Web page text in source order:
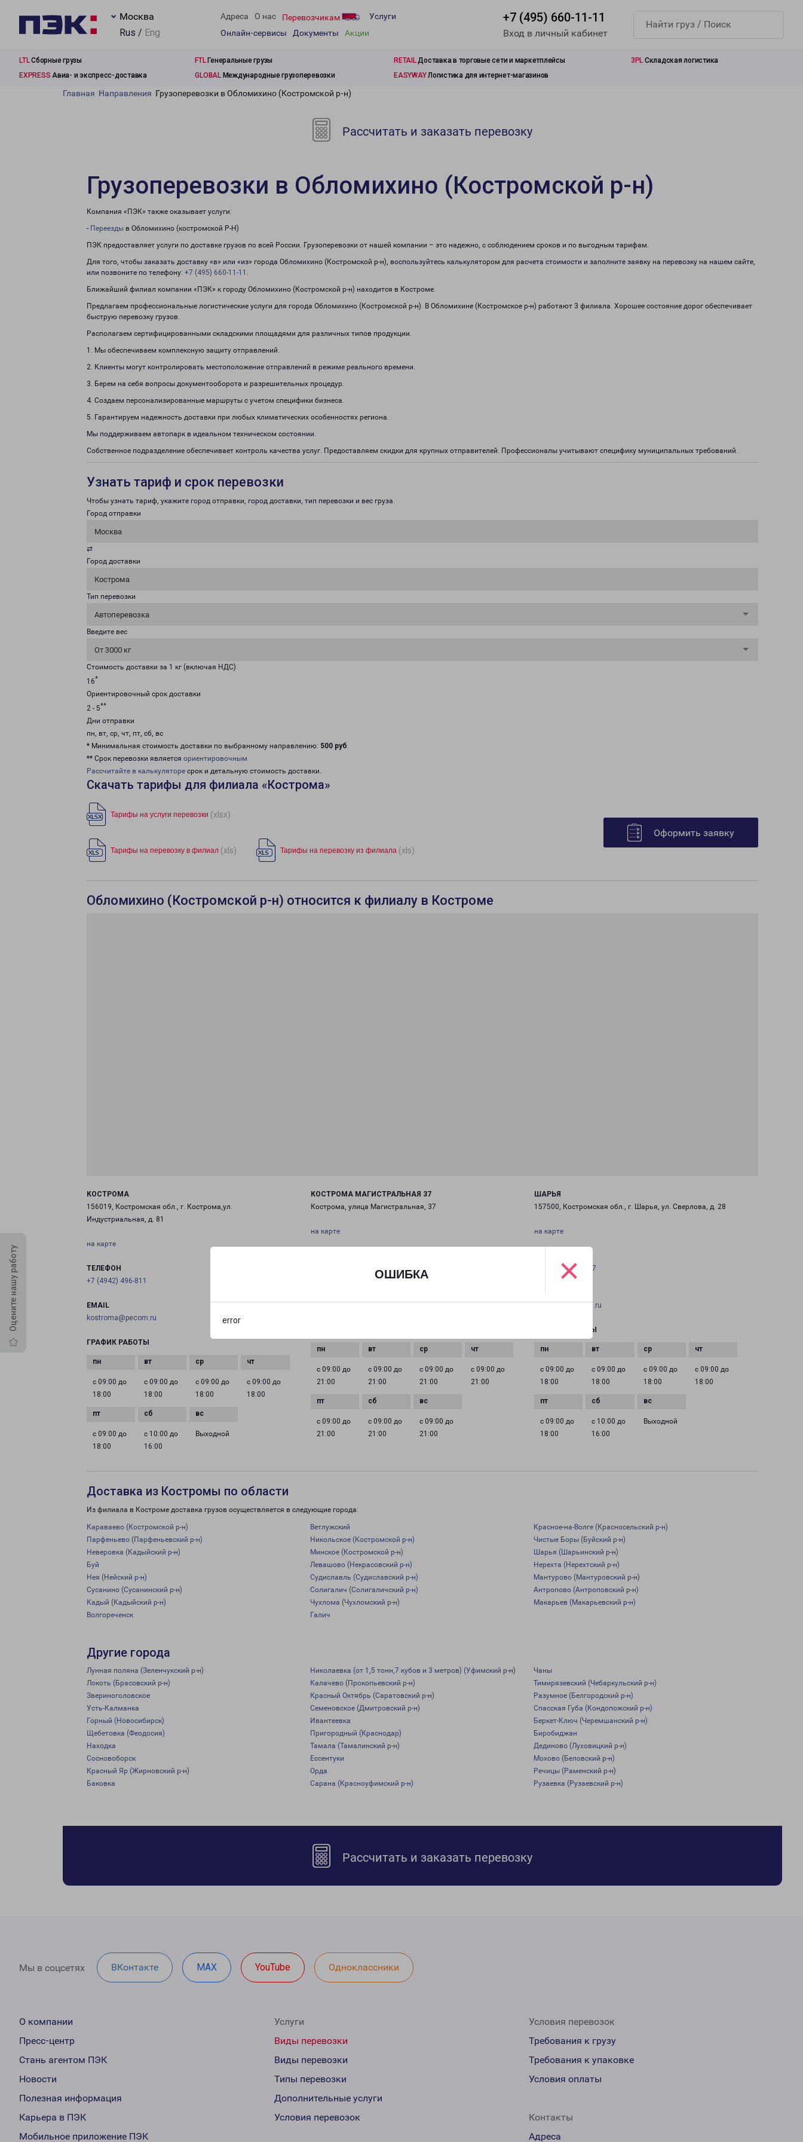
ОШИБКА
error
×
Москва
Rus / Eng
Адреса О нас Перевозчикам
Услуги
Онлайн-сервисы
Документы Акции
+7 (495) 660-11-11
Вход в личный кабинет
LTLСборные грузы FTLГенеральные грузы RETAILДоставка в торговые сети и маркетплейсы 3PL Складская логистика
EXPRESS Авиа- и экспресс-доставка GLOBALМеждународные грузоперевозки EASYWAYЛогистика для интернет-магазинов
Оцените нашу работу
Главная Направления Грузоперевозки в Обломихино (Костромской р-н)
Рассчитать и заказать перевозку
Грузоперевозки в Обломихино (Костромской р-н)
Компания «ПЭК» также оказывает услуги:
- Переезды в Обломихино (костромской Р-Н)
ПЭК предоставляет услуги по доставке грузов по всей России. Грузоперевозки от нашей компании – это надежно, с соблюдением сроков и по выгодным тарифам.
Для того, чтобы заказать доставку «в» или «из» города Обломихино (Костромской р-н), воспользуйтесь калькулятором для расчета стоимости и заполните заявку на перевозку на нашем сайте,
или позвоните по телефону: +7 (495) 660-11-11 .
Ближайший филиал компании «ПЭК» к городу Обломихино (Костромской р-н) находится в Костроме.
Предлагаем профессиональные логистические услуги для города Обломихино (Костромской р-н). В Обломихине (Костромское р-н) работают 3 филиала. Хорошее состояние дорог обеспечивает
быструю перевозку грузов.
Располагаем сертифицированными складскими площадями для различных типов продукции.
1. Мы обеспечиваем комплексную защиту отправлений.
2. Клиенты могут контролировать местоположение отправлений в режиме реального времени.
3. Берем на себя вопросы документооборота и разрешительных процедур.
4. Создаем персонализированные маршруты с учетом специфики бизнеса.
5. Гарантируем надежность доставки при любых климатических особенностях региона.
Мы поддерживаем автопарк в идеальном техническом состоянии.
Собственное подразделение обеспечивает контроль качества услуг. Предоставляем скидки для крупных отправителей. Профессионалы учитывают специфику муниципальных требований.
Узнать тариф и срок перевозки
Чтобы узнать тариф, укажите город отправки, город доставки, тип перевозки и вес груза.
Город отправки
Москва
⇄
Город доставки
Кострома
Тип перевозки
Автоперевозка
Введите вес
От 3000 кг
Стоимость доставки за 1 кг (включая НДС)
16*
Ориентировочный срок доставки
2 - 5**
Дни отправки
пн, вт, ср, чт, пт, сб, вс
* Минимальная стоимость доставки по выбранному направлению: 500 руб.
** Срок перевозки является ориентировочным
Рассчитайте в калькуляторе срок и детальную стоимость доставки.
Скачать тарифы для филиала «Кострома»
Тарифы на услуги перевозки (xlsx)
Тарифы на перевозку в филиал (xls) Тарифы на перевозку из филиала (xls)
Оформить заявку
Обломихино (Костромской р-н) относится к филиалу в Костроме
КОСТРОМА
156019, Костромская обл., г. Кострома,ул.
Индустриальная, д. 81
на карте
ТЕЛЕФОН
+7 (4942) 496-811
EMAIL
kostroma@pecom.ru
ГРАФИК РАБОТЫ
с 09:00 до
18:00
с 09:00 до
18:00
с 09:00 до
18:00
с 09:00 до
18:00
с 09:00 до
18:00
с 10:00 до
16:00
Выходной
КОСТРОМА МАГИСТРАЛЬНАЯ 37
Кострома, улица Магистральная, 37
на карте
с 09:00 до
21:00
с 09:00 до
21:00
с 09:00 до
21:00
с 09:00 до
21:00
с 09:00 до
21:00
с 09:00 до
21:00
с 09:00 до
21:00
ШАРЬЯ
157500, Костромская обл., г. Шарья, ул. Сверлова, д. 28
на карте
+7 (4942) 49-45-77
EMAIL
sharya-fr@pecom.ru
ГРАФИК РАБОТЫ
с 09:00 до
18:00
с 09:00 до
18:00
с 09:00 до
18:00
с 09:00 до
18:00
с 09:00 до
18:00
с 10:00 до
16:00
Выходной
Доставка из Костромы по области
Из филиала в Костроме доставка грузов осуществляется в следующие города:
Караваево (Костромской р-н) Ветлужский
Красное-на-Волге (Красносельский р-н)
Парфеньево (Парфеньевский р-н)
Никольское (Костромской р-н)
Чистые Боры (Буйский р-н)
Неверовка (Кадыйский р-н)
Минское (Костромской р-н)
Шарья (Шарьинский р-н)
Буй
Левашово (Некрасовский р-н)
Нерехта (Нерехтский р-н)
Нея (Нейский р-н)
Судиславль (Судиславский р-н)
Мантурово (Мантуровский р-н)
Сусанино (Сусанинский р-н)
Солигалич (Солигаличский р-н)
Антропово (Антроповский р-н)
Кадый (Кадыйский р-н)
Чухлома (Чухломский р-н)
Макарьев (Макарьевский р-н)
Волгореченск
Галич
Другие города
Лунная поляна (Зеленчукский р-н) Николаевка (от 1,5 тонн,7 кубов и 3 метров) (Уфимский р-н)
Чаны
Локоть (Брасовский р-н)
Калачево (Прокопьевский р-н)
Тимирязевский (Чебаркульский р-н)
Звериноголовское
Красный Октябрь (Саратовский р-н)
Разумное (Белгородский р-н)
Усть-Калманка
Семеновское (Дмитровский р-н)
Спасская Губа (Кондопожский р-н)
Горный (Новосибирск)
Ивантеевка
Беркет-Ключ (Черемшанский р-н)
Щебетовка (Феодосия)
Пригородный (Краснодар)
Биробиджан
Находка
Тамала (Тамалинский р-н)
Дединово (Луховицкий р-н)
Сосновоборск
Ессентуки
Мохово (Беловский р-н)
Красный Яр (Жирновский р-н)
Орда
Речицы (Раменский р-н)
Баковка
Сарана (Красноуфимский р-н) Рузаевка (Рузаевский р-н)
Рассчитать и заказать перевозку
Мы в соцсетях ВКонтакте MAX YouTube Одноклассники
О компании
Пресс-центр
Стань агентом ПЭК
Новости
Полезная информация
Карьера в ПЭК
Мобильное приложение ПЭК
Услуги
Виды перевозки
Виды перевозки
Типы перевозки
Дополнительные услуги
Условия перевозок
Условия перевозок
Требования к грузу
Требования к упаковке
Условия оплаты
Контакты
Адреса